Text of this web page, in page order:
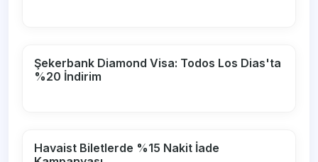
Şekerbank Diamond Visa: Todos Los Dias'ta
%20 İndirim
Havaist Biletlerde %15 Nakit İade